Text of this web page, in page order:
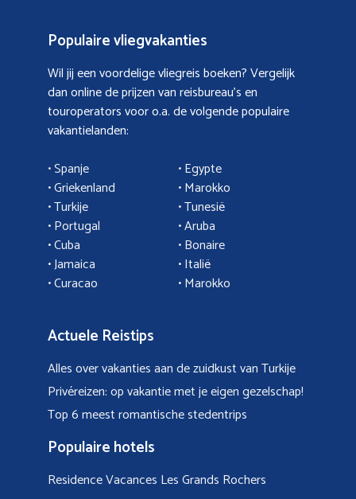
Populaire vliegvakanties
Wil jij een voordelige vliegreis boeken? Vergelijk
dan online de prijzen van reisbureau’s en
touroperators voor o.a. de volgende populaire
vakantielanden:
• Spanje
• Griekenland
• Turkije
•Portugal
•Cuba
•Jamaica
• Curacao
• Egypte
•Marokko
• Tunesië
•Aruba
• Bonaire
•Italië
•Marokko
Actuele Reistips
Alles over vakanties aan de zuidkust van Turkije
Privéreizen: op vakantie met je eigen gezelschap!
Top 6 meest romantische stedentrips
Populaire hotels
Residence Vacances Les Grands Rochers